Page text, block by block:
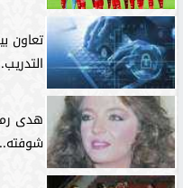
تعاون
هدى